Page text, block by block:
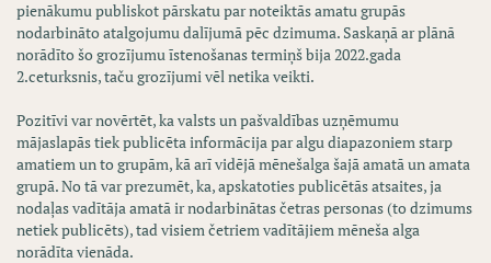
pienākumu publiskot pārskatu par noteiktās amatu grupās
nodarbināto atalgojumu dalījumā pēc dzimuma. Saskaņā ar plānā
norādīto šo grozījumu īstenošanas termiņš bija 2022.gada
2.ceturksnis, taču grozījumi vēl netika veikti.
Pozitīvi var novērtēt, ka valsts un pašvaldības uzņēmumu
mājaslapās tiek publicēta informācija par algu diapazoniem starp
amatiem un to grupām, kā arī vidējā mēnešalga šajā amatā un amata
grupā. No tā var prezumēt, ka, apskatoties publicētās atsaites, ja
nodaļas vadītāja amatā ir nodarbinātas četras personas (to dzimums
netiek publicēts), tad visiem četriem vadītājiem mēneša alga
norādīta vienāda.